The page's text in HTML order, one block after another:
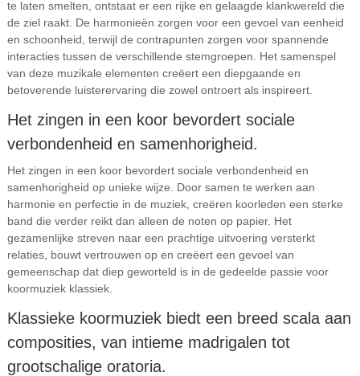
te laten smelten, ontstaat er een rijke en gelaagde klankwereld die
de ziel raakt. De harmonieën zorgen voor een gevoel van eenheid
en schoonheid, terwijl de contrapunten zorgen voor spannende
interacties tussen de verschillende stemgroepen. Het samenspel
van deze muzikale elementen creëert een diepgaande en
betoverende luisterervaring die zowel ontroert als inspireert.
Het zingen in een koor bevordert sociale
verbondenheid en samenhorigheid.
Het zingen in een koor bevordert sociale verbondenheid en
samenhorigheid op unieke wijze. Door samen te werken aan
harmonie en perfectie in de muziek, creëren koorleden een sterke
band die verder reikt dan alleen de noten op papier. Het
gezamenlijke streven naar een prachtige uitvoering versterkt
relaties, bouwt vertrouwen op en creëert een gevoel van
gemeenschap dat diep geworteld is in de gedeelde passie voor
koormuziek klassiek.
Klassieke koormuziek biedt een breed scala aan
composities, van intieme madrigalen tot
grootschalige oratoria.